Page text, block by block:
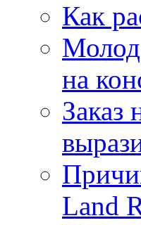
Как
на
Заказ
Land